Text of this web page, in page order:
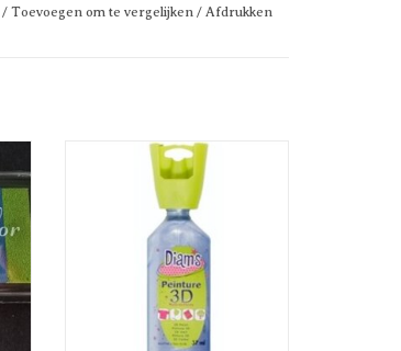
/ Toevoegen om te vergelijken / Afdrukken
3D verfbusje blauw nacré
TOEVOEGEN AAN
WINKELWAGEN